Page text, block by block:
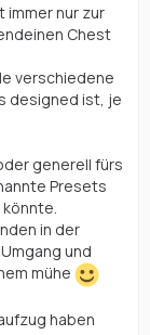
immer nur zur
Chest
verschiedene
designed ist, je
generell fürs
Presets
in der
und
mühe
haben